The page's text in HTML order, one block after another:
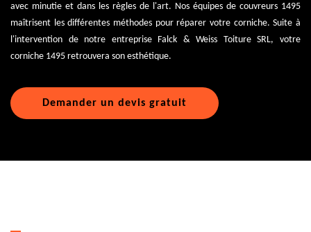
avec minutie et dans les règles de l'art. Nos équipes de couvreurs 1495
maîtrisent les différentes méthodes pour réparer votre corniche. Suite à
l'intervention de notre entreprise Falck & Weiss Toiture SRL, votre
corniche 1495 retrouvera son esthétique.
Demander un devis gratuit